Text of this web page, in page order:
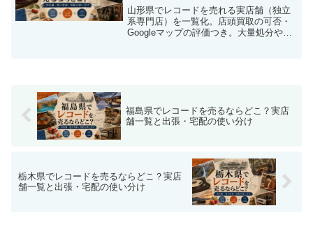
山形県でレコードを売れる実店舗（独立
系専門店）を一覧化。店頭買取の可否・
Googleマップの評価つき。大量処分や実
福島県でレコードを売るならどこ？実店
舗一覧と出張・宅配の使い分け
栃木県でレコードを売るならどこ？実店
舗一覧と出張・宅配の使い分け